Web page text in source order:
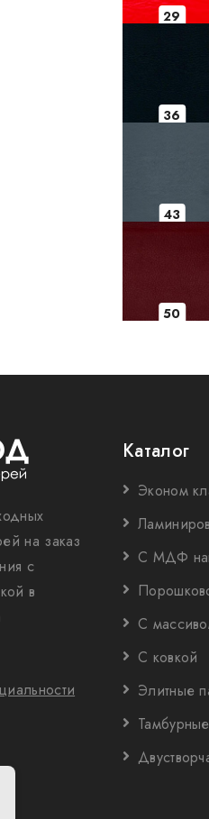
29
36
43
50
на заказ
с
в
Каталог
Эконом
С МДФ
С
С ковкой
Элитные
Тамбурные